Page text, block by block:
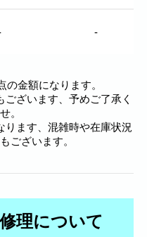
-
の金額になります。
ございます、予めご了承く
。
ります、混雑時や在庫状況
ございます。
理について